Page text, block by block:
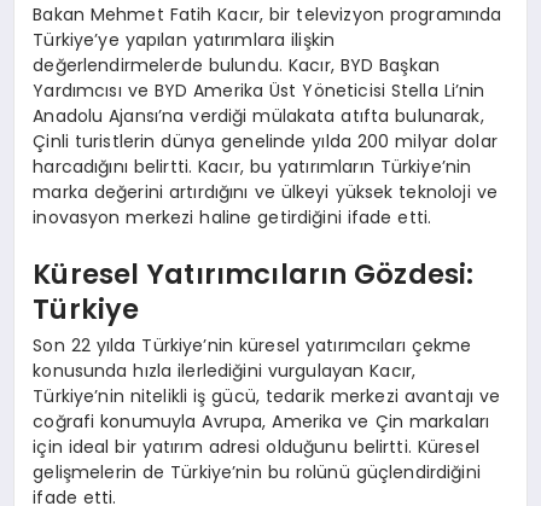
Bakan Mehmet Fatih Kacır, bir televizyon programında
Türkiye’ye yapılan yatırımlara ilişkin
değerlendirmelerde bulundu. Kacır, BYD Başkan
Yardımcısı ve BYD Amerika Üst Yöneticisi Stella Li’nin
Anadolu Ajansı’na verdiği mülakata atıfta bulunarak,
Çinli turistlerin dünya genelinde yılda 200 milyar dolar
harcadığını belirtti. Kacır, bu yatırımların Türkiye’nin
marka değerini artırdığını ve ülkeyi yüksek teknoloji ve
inovasyon merkezi haline getirdiğini ifade etti.
Küresel Yatırımcıların Gözdesi:
Türkiye
Son 22 yılda Türkiye’nin küresel yatırımcıları çekme
konusunda hızla ilerlediğini vurgulayan Kacır,
Türkiye’nin nitelikli iş gücü, tedarik merkezi avantajı ve
coğrafi konumuyla Avrupa, Amerika ve Çin markaları
için ideal bir yatırım adresi olduğunu belirtti. Küresel
gelişmelerin de Türkiye’nin bu rolünü güçlendirdiğini
ifade etti.